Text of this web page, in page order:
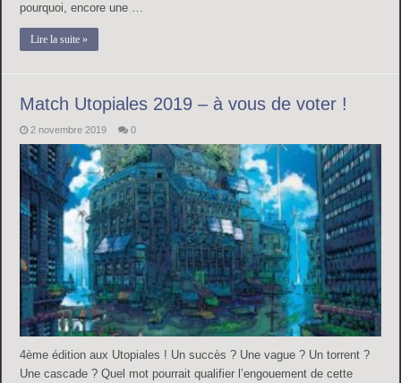
pourquoi, encore une …
Lire la suite »
Match Utopiales 2019 – à vous de voter !
2 novembre 2019 0
4ème édition aux Utopiales ! Un succès ? Une vague ? Un torrent ?
Une cascade ? Quel mot pourrait qualifier l’engouement de cette